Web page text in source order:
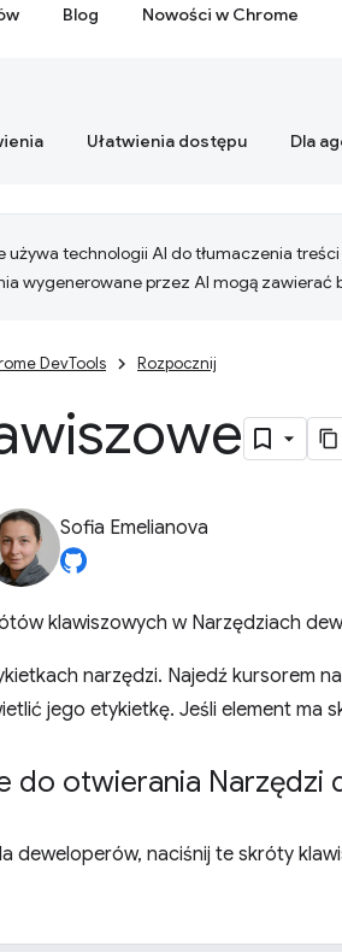
Blog Nowości w Chrome
Ułatwienia dostępu Dla
używa technologii AI do tłumaczenia treści
wygenerowane przez AI mogą zawierać
DevTools Rozpocznij
Sofia Emelianova
klawiszowych w Narzędziach
narzędzi. Najedź kursorem
jego etykietkę. Jeśli element ma
do otwierania Narzędzi
deweloperów, naciśnij te skróty